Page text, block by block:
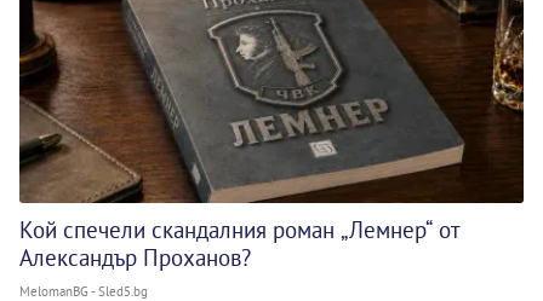
Кой спечели скандалния роман „Лемнер“ от
Александър Проханов?
MelomanBG - Sled5.bg